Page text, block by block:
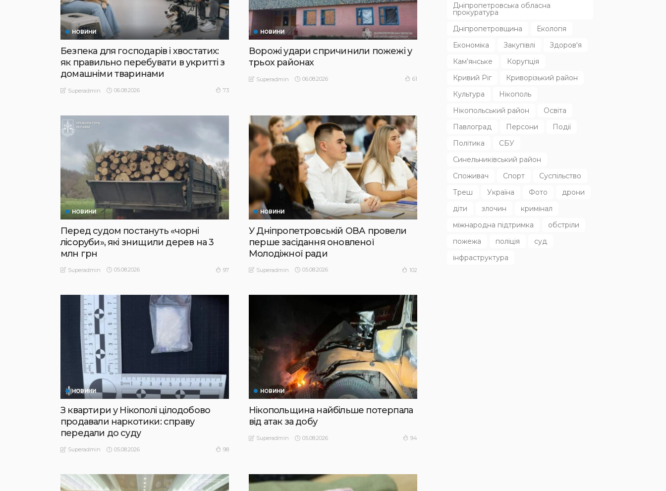
НОВИНИ
Безпека для господарів і хвостатих:
як правильно перебувати в укритті з
домашніми тваринами
Superadmin 06.08.2026 73
НОВИНИ
Ворожі удари спричинили пожежі у
трьох районах
Superadmin 06.08.2026 61
НОВИНИ
Перед судом постануть «чорні
лісоруби», які знищили дерев на 3
млн грн
Superadmin 05.08.2026 97
НОВИНИ
У Дніпропетровській ОВА провели
перше засідання оновленої
Молодіжної ради
Superadmin 05.08.2026 102
НОВИНИ
З квартири у Нікополі цілодобово
продавали наркотики: справу
передали до суду
Superadmin 05.08.2026 98
НОВИНИ
Нікопольщина найбільше потерпала
від атак за добу
Superadmin 05.08.2026 94
Дніпропетровська обласна
прокуратура
Дніпропетровщина
Екологія
Економіка
Закупівлі
Здоров'я
Кам’янське
Корупція
Кривий Ріг
Криворізький район
Культура
Нікополь
Нікопольський район
Освіта
Павлоград
Персони
Події
Політика
СБУ
Синельниківський район
Споживач
Спорт
Суспільство
Треш
Україна Фото
дрони
діти
злочин
кримінал
міжнародна підтримка
обстріли
пожежа
поліція
суд
інфраструктура